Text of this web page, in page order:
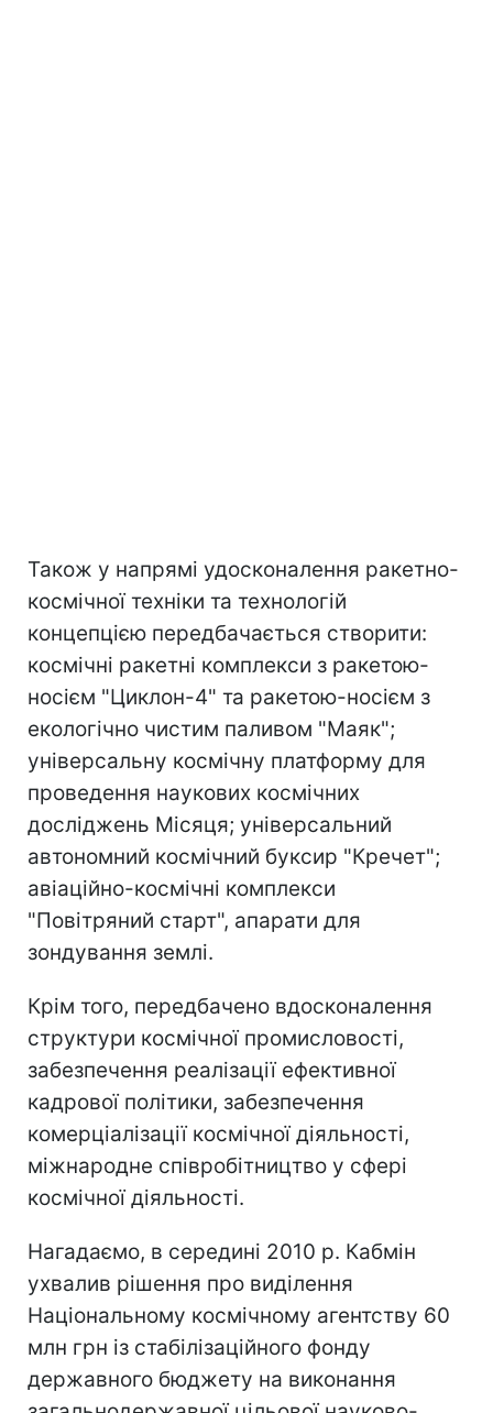
Також у напрямі удосконалення ракетно-
космічної техніки та технологій
концепцією передбачається створити:
космічні ракетні комплекси з ракетою-
носієм "Циклон-4" та ракетою-носієм з
екологічно чистим паливом "Маяк";
універсальну космічну платформу для
проведення наукових космічних
досліджень Місяця; універсальний
автономний космічний буксир "Кречет";
авіаційно-космічні комплекси
"Повітряний старт", апарати для
зондування землі.
Крім того, передбачено вдосконалення
структури космічної промисловості,
забезпечення реалізації ефективної
кадрової політики, забезпечення
комерціалізації космічної діяльності,
міжнародне співробітництво у сфері
космічної діяльності.
Нагадаємо, в середині 2010 р. Кабмін
ухвалив рішення про виділення
Національному космічному агентству 60
млн грн із стабілізаційного фонду
державного бюджету на виконання